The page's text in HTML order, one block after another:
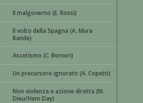
Il malgoverno (E. Rossi)
Il volto della Spagna (A. Mura
Bande)
Ascetismo (C. Berneri)
Un precursore ignorato (A. Copetti)
Non violenza e azione diretta (M.
Dieu/Hem Day)